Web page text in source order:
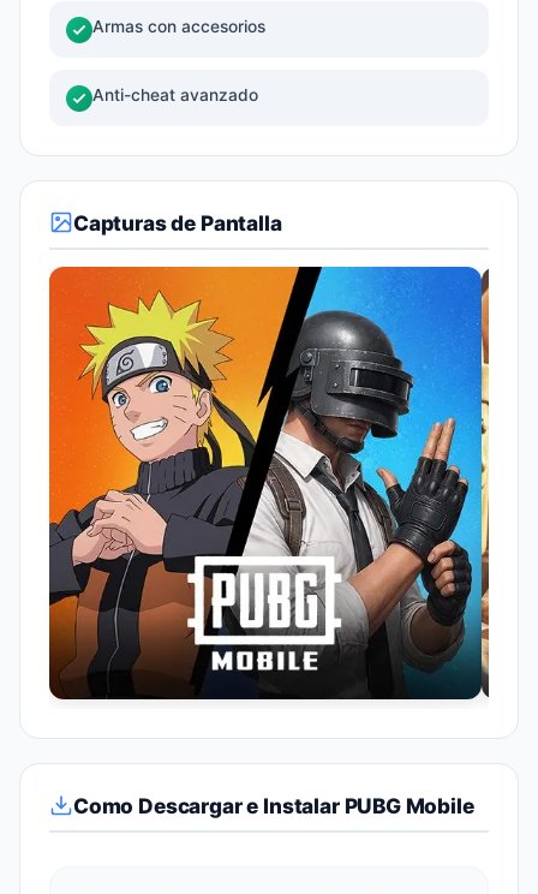
Armas con accesorios
Anti-cheat avanzado
Capturas de Pantalla
Como Descargar e Instalar PUBG Mobile